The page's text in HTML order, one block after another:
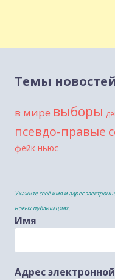
Темы
в мире выборы
псевдо-правые
фейк ньюс
Укажите своё имя и адрес
новых публикациях.
Имя
Адрес